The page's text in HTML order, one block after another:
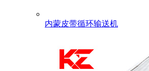
内蒙皮带循环输送机